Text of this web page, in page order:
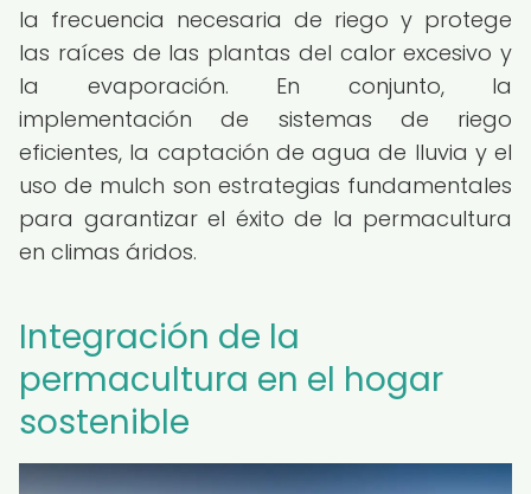
la frecuencia necesaria de riego y protege
las raíces de las plantas del calor excesivo y
la evaporación. En conjunto, la
implementación de sistemas de riego
eficientes, la captación de agua de lluvia y el
uso de mulch son estrategias fundamentales
para garantizar el éxito de la permacultura
en climas áridos.
Integración de la
permacultura en el hogar
sostenible